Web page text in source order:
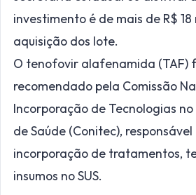
investimento é de mais de R$ 18
aquisição dos lote.
O tenofovir alafenamida (TAF)
recomendado pela Comissão
Incorporação de Tecnologias
de Saúde (Conitec), responsável
incorporação de tratamentos,
insumos no SUS.